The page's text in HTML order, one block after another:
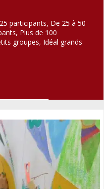
participants, De 25 à 50
Plus de 100
groupes, Idéal grands